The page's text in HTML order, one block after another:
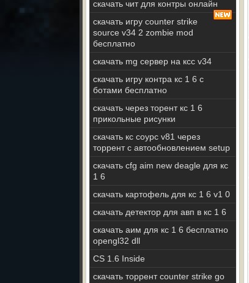
скачать чит для контры онлайн
скачать игру counter strike
source v34 2 zombie mod
бесплатно
скачать mg сервер на ксс v34
скачать игру контра кс 1 6 с
ботами бесплатно
скачать через торент кс 1 6
прикольные рисунки
скачать кс соурс v81 через
торрент с автообновлением setup
скачать cfg aim new deagle для кс
1 6
скачать картофель для кс 1 6 v1 0
скачать детектор для авп в кс 1 6
скачать аим для кс 1 6 бесплатно
opengl32 dll
CS 1.6 Inside
скачать торрент counter strike go